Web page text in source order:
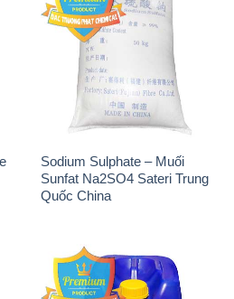
Sodium Sulphate – Muối
Sunfat Na2SO4 Sateri Trung
Quốc China